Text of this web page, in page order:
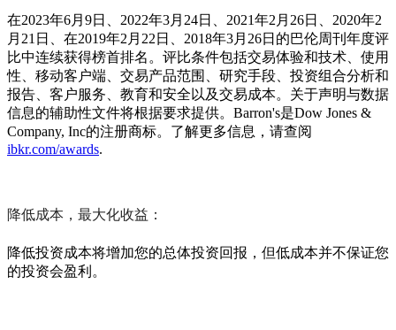
在2023年6月9日、2022年3月24日、2021年2月26日、2020年2
月21日、在2019年2月22日、2018年3月26日的巴伦周刊年度评
比中连续获得榜首排名。评比条件包括交易体验和技术、使用
性、移动客户端、交易产品范围、研究手段、投资组合分析和
报告、客户服务、教育和安全以及交易成本。关于声明与数据
信息的辅助性文件将根据要求提供。Barron's是Dow Jones &
Company, Inc的注册商标。了解更多信息，请查阅
ibkr.com/awards.
降低成本，最大化收益：
降低投资成本将增加您的总体投资回报，但低成本并不保证您
的投资会盈利。